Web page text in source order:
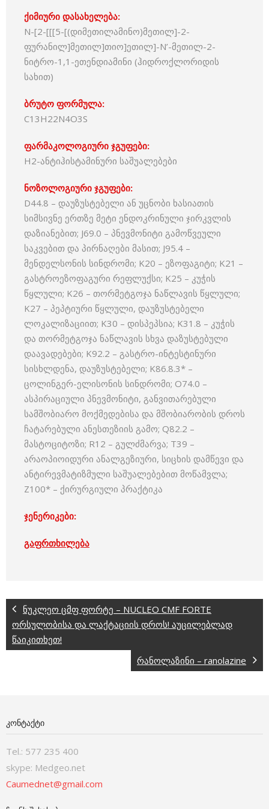
ქიმიური დასახელება:
N-[2-[[[5-[(დიმეთილამინო)მეთილ]-2-
ფურანილ]მეთილ]თიო]ეთილ]-N’-მეთილ-2-
ნიტრო-1,1-ეთენდიამინი (ჰიდროქლორიდის
სახით)
ბრუტო ფორმულა:
C13H22N4O3S
ფარმაკოლოგიური ჯგუფები:
H2-ანტიჰისტამინური საშუალებები
ნოზოლოგიური ჯგუფები:
D44.8 – დაუზუსტებელი ან უცნობი ხასიათის
სიმსივნე ერთზე მეტი ენდოკრინული ჯირკვლის
დაზიანებით; J69.0 – პნევმონიტი გამოწვეული
საკვებით და პირნაღები მასით; J95.4 –
მენდელსონის სინდრომი; K20 – ეზოფაგიტი; K21 –
გასტროეზოფაგური რეფლუქსი; K25 – კუჭის
წყლული; K26 – თორმეტგოჯა ნაწლავის წყლული;
K27 – პეპტიური წყლული, დაუზუსტებელი
ლოკალიზაციით; K30 – დისპეპსია; K31.8 – კუჭის
და თორმეტგოჯა ნაწლავის სხვა დაზუსტებული
დაავადებები; K92.2 – გასტრო-ინტესტინური
სისხლდენა, დაუზუსტებელი; K86.8.3* –
ცოლინგერ-ელისონის სინდრომი; O74.0 –
ასპირაციული პნევმონიტი, განვითარებული
სამშობიარო მოქმედებისა და მშობიარობის დროს
ჩატარებული ანესთეზიის გამო; Q82.2 –
მასტოციტოზი; R12 – გულძმარვა; T39 –
არაოპიოიდური ანალგეზიური, სიცხის დამწევი და
ანტირევმატიზმული საშუალებებით მოწამვლა;
Z100* – ქირურგიული პრაქტიკა
ჯენერიკები:
გაფრთხილება
ნუკლეო ცმფ ფორტე – NUCLEO CMF FORTE
ორსულობისა და ლაქტაციის დროს! აუცილებლად
წაიკითხეთ!
რანოლაზინი – ranolazine
ᲙᲝᲜᲢᲐᲥᲢᲘ
Tel.: 577 235 400
skype: Medgeo.net
Caumednet@gmail.com